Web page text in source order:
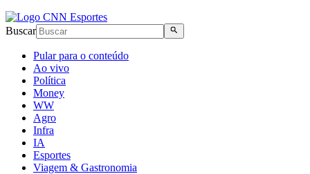
Buscar
Pular para o conteúdo
Ao vivo
Política
Money
WW
Agro
Infra
IA
Esportes
Viagem & Gastronomia